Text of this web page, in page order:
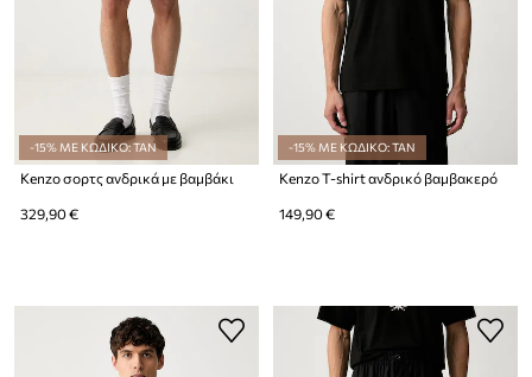
-15% ΜΕ ΚΩΔΙΚΟ: TAN
Kenzo σορτς ανδρικά με βαμβάκι
329,90 €
-15% ΜΕ ΚΩΔΙΚΟ: TAN
Kenzo T-shirt ανδρικό βαμβακερό
149,90 €